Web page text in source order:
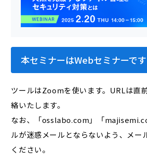
本セミナーはWebセミナーです
ツールはZoomを使います。URLは直
絡いたします。
なお、「osslabo.com」「
ルが迷惑メールとならないよう、メー
ください。